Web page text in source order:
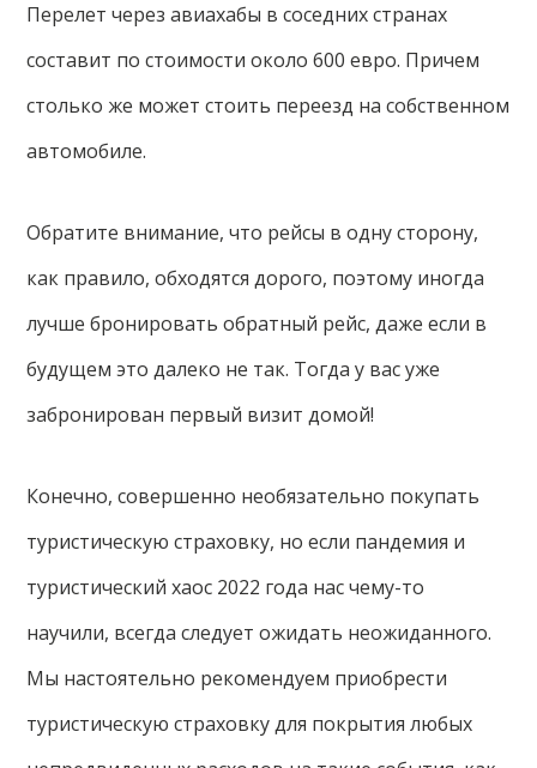
Перелет через авиахабы в соседних странах
составит по стоимости около 600 евро. Причем
столько же может стоить переезд на собственном
автомобиле.
Обратите внимание, что рейсы в одну сторону,
как правило, обходятся дорого, поэтому иногда
лучше бронировать обратный рейс, даже если в
будущем это далеко не так. Тогда у вас уже
забронирован первый визит домой!
Конечно, совершенно необязательно покупать
туристическую страховку, но если пандемия и
туристический хаос 2022 года нас чему-то
научили, всегда следует ожидать неожиданного.
Мы настоятельно рекомендуем приобрести
туристическую страховку для покрытия любых